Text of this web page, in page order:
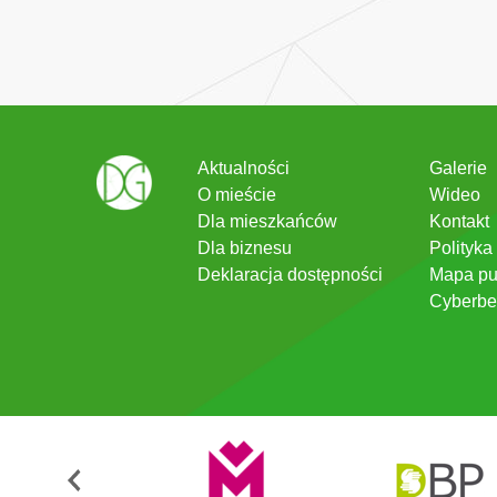
Aktualności
O mieście
Dla mieszkańców
Dla biznesu
Deklaracja dostępności
Galerie
Wideo
Kontakt
Mapa